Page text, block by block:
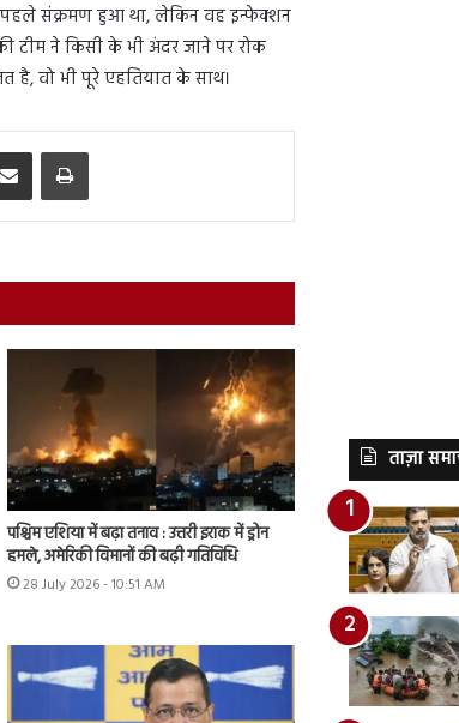
पहले संक्रमण हुआ था, लेकिन वह इन्फेक्शन
टीम ने किसी के भी अंदर जाने पर रोक
है, वो भी पूरे एहतियात के साथ।
Share via Email Print
पश्चिम एशिया में बढ़ा तनाव : उत्तरी इराक में ड्रोन
हमले, अमेरिकी विमानों की बढ़ी गतिविधि
28 July 2026 - 10:51 AM
ताज़ा